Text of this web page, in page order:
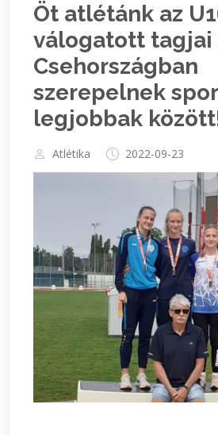
Öt atlétánk az
válogatott tagjai
Csehországban
szerepelnek
legjobbak
Atlétika 2022-09-23